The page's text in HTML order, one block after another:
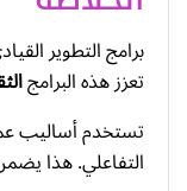
برامج التطوير
تعزز هذه البرامج
تستخدم أساليب
التفاعلي. هذا